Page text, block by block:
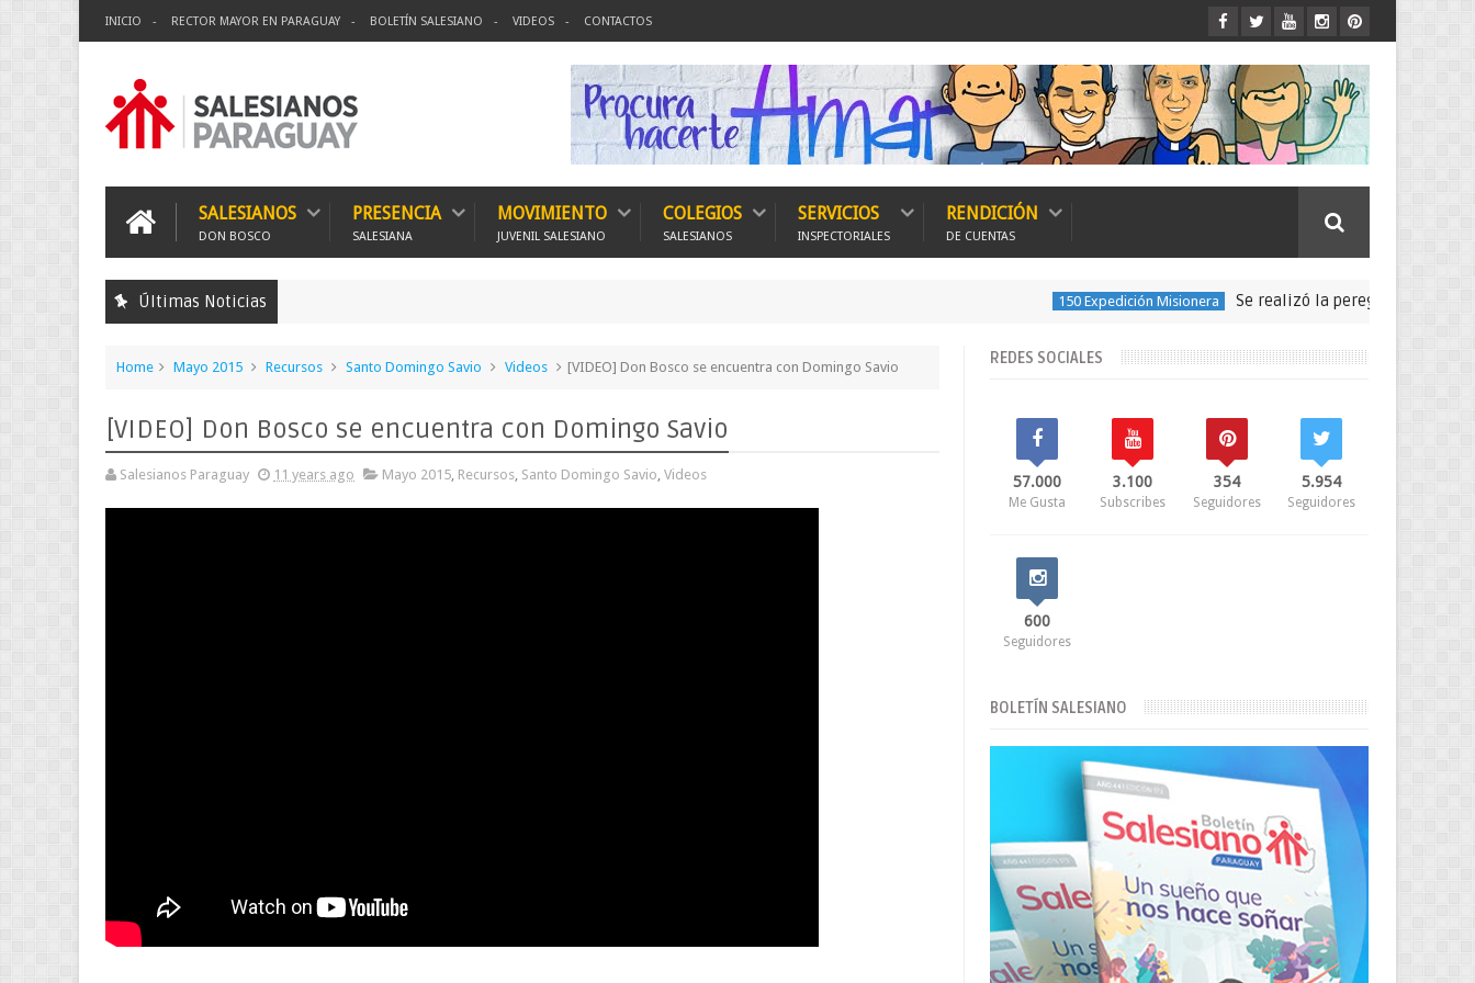
INICIO RECTOR MAYOR EN PARAGUAY BOLETÍN SALESIANO VIDEOS CONTACTOS
SALESIANOS
DON BOSCO
PRESENCIA
SALESIANA
MOVIMIENTO
JUVENIL SALESIANO
COLEGIOS
SALESIANOS
SERVICIOS
INSPECTORIALES
RENDICIÓN
DE CUENTAS
Últimas Noticias 150 Expedición Misionera Se realizó la peregrinación para
Home Mayo 2015 Recursos Santo Domingo Savio Videos [VIDEO] Don Bosco se encuentra con Domingo Savio
[VIDEO] Don Bosco se encuentra con Domingo Savio
Salesianos Paraguay 11 years ago Mayo 2015, Recursos, Santo Domingo Savio, Videos
REDES SOCIALES
57.000
Me Gusta
3.100
Subscribes
354
Seguidores
5.954
Seguidores
600
Seguidores
BOLETÍN SALESIANO